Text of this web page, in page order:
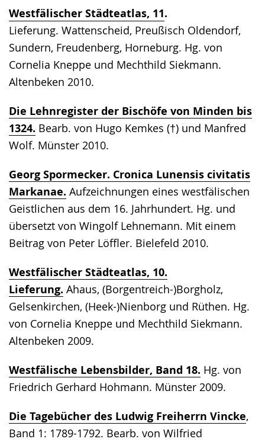
Westfälischer Städteatlas, 11.
Lieferung. Wattenscheid, Preußisch Oldendorf,
Sundern, Freudenberg, Horneburg. Hg. von
Cornelia Kneppe und Mechthild Siekmann.
Altenbeken 2010.
Die Lehnregister der Bischöfe von Minden bis
1324. Bearb. von Hugo Kemkes (†) und Manfred
Wolf. Münster 2010.
Georg Spormecker. Cronica Lunensis civitatis
Markanae. Aufzeichnungen eines westfälischen
Geistlichen aus dem 16. Jahrhundert. Hg. und
übersetzt von Wingolf Lehnemann. Mit einem
Beitrag von Peter Löffler. Bielefeld 2010.
Westfälischer Städteatlas, 10.
Lieferung. Ahaus, (Borgentreich-)Borgholz,
Gelsenkirchen, (Heek-)Nienborg und Rüthen. Hg.
von Cornelia Kneppe und Mechthild Siekmann.
Altenbeken 2009.
Westfälische Lebensbilder, Band 18. Hg. von
Friedrich Gerhard Hohmann. Münster 2009.
Die Tagebücher des Ludwig Freiherrn Vincke,
Band 1: 1789-1792. Bearb. von Wilfried